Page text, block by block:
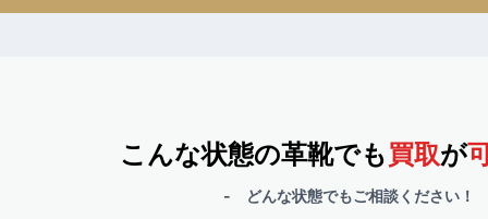
こんな状態の革靴でも買取が
- どんな状態でもご相談ください